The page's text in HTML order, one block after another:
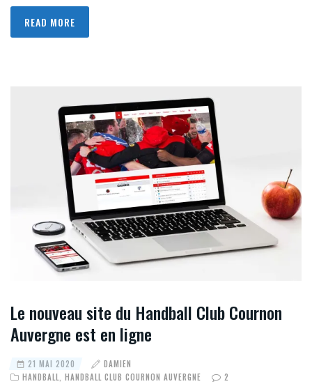
READ MORE
Le nouveau site du Handball Club Cournon
Auvergne est en ligne
21 MAI 2020
DAMIEN
HANDBALL
HANDBALL CLUB COURNON AUVERGNE 2